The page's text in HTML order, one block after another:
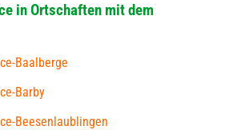
in Ortschaften mit dem
Baalberge
Barby
Beesenlaublingen